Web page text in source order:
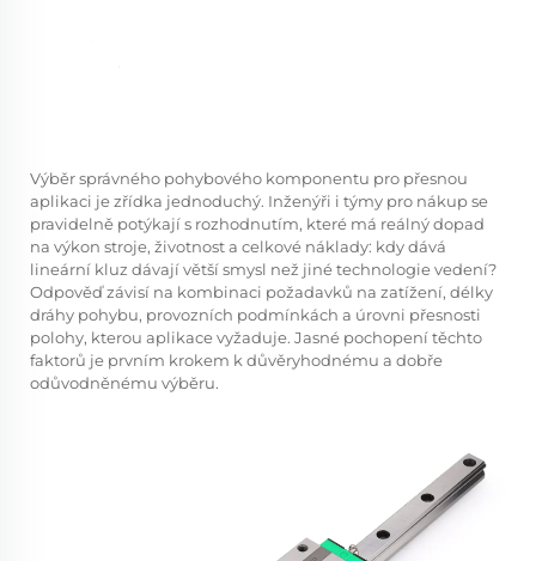
Výběr správného pohybového komponentu pro přesnou
aplikaci je zřídka jednoduchý. Inženýři i týmy pro nákup se
pravidelně potýkají s rozhodnutím, které má reálný dopad
na výkon stroje, životnost a celkové náklady: kdy dává
lineární kluz dávají větší smysl než jiné technologie vedení?
Odpověď závisí na kombinaci požadavků na zatížení, délky
dráhy pohybu, provozních podmínkách a úrovni přesnosti
polohy, kterou aplikace vyžaduje. Jasné pochopení těchto
faktorů je prvním krokem k důvěryhodnému a dobře
odůvodněnému výběru.